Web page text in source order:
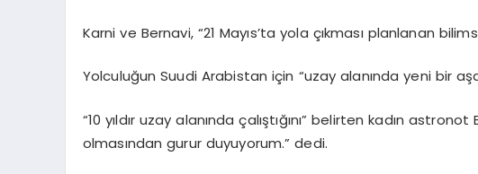
Karni ve Bernavi, “21 Mayıs’ta yola çıkması planlanan
Yolculuğun Suudi Arabistan için “uzay alanında yeni bir
“10 yıldır uzay alanında çalıştığını” belirten kadın
olmasından gurur duyuyorum.” dedi.